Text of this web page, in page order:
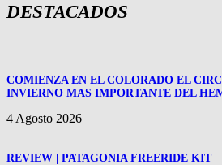
DESTACADOS
COMIENZA EN EL COLORADO EL
INVIERNO MAS IMPORTANTE DEL
4 Agosto 2026
REVIEW | PATAGONIA FREERIDE KIT